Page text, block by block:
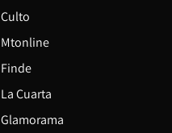
Culto
Mtonline
Finde
La Cuarta
Glamorama